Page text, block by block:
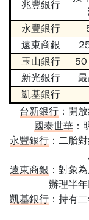
兆豐銀行
永豐銀行
遠東商銀
玉山銀行
50
新光銀行
凱基銀行
台新銀行 ：開
國泰世華 ：
永豐銀行 ：二胎
遠東商銀 ：對象
辦理半
凱基銀行 ：持有